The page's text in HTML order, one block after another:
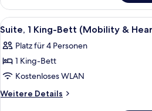
1 King-
Bett
Alle
Fotos
für
Suite,
1 King-
Bett
Ein
4
Suite, 1 King-Bett (Mobility &
Platz für 4 Personen
1 King-Bett
Kostenloses WLAN
Weitere Details
Weitere